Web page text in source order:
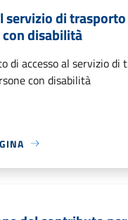
servizio di
disabilità
di accesso al servizio di
con disabilità